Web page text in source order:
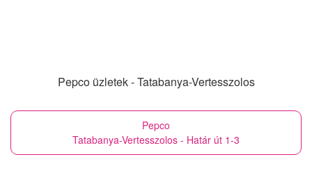
Pepco üzletek - Tatabanya-Vertesszolos
Pepco
Tatabanya-Vertesszolos - Határ út 1-3